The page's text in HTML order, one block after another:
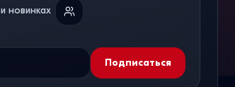
новинках
Подписаться